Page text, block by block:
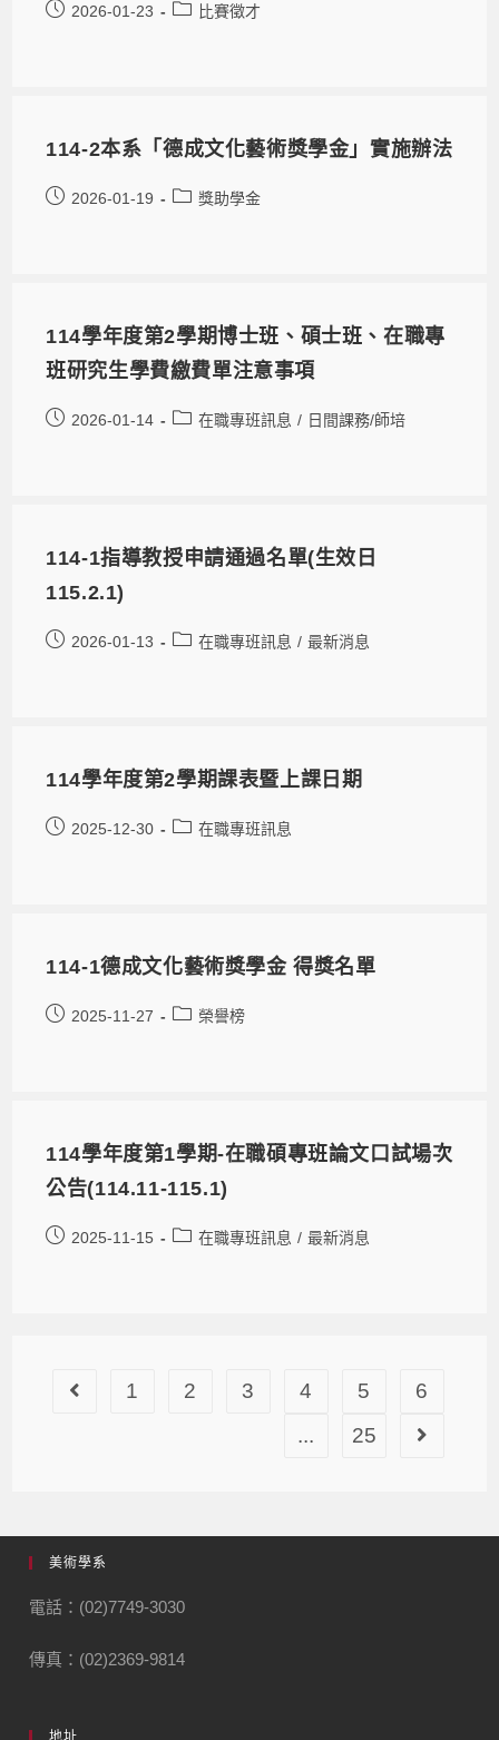
2026-01-23 比賽徵才
114-2本系「德成文化藝術獎學金」實施辦法
2026-01-19 獎助學金
114學年度第2學期博士班、碩士班、在職專
班研究生學費繳費單注意事項
2026-01-14 在職專班訊息 / 日間課務/師培
114-1指導教授申請通過名單(生效日
115.2.1)
2026-01-13 在職專班訊息 / 最新消息
114學年度第2學期課表暨上課日期
2025-12-30 在職專班訊息
114-1德成文化藝術獎學金 得獎名單
2025-11-27 榮譽榜
114學年度第1學期-在職碩專班論文口試場次
公告(114.11-115.1)
2025-11-15 在職專班訊息 / 最新消息
1 2 3 4 5
6
...
25
美術學系
電話：(02)7749-3030
傳真：(02)2369-9814
地址